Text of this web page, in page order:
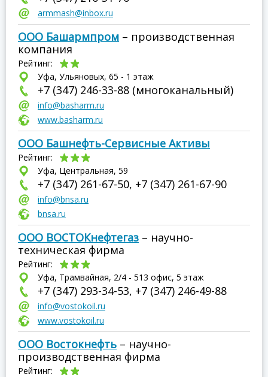
armmash@inbox.ru
ООО Башармпром – производственная
компания
Рейтинг:
Уфа, Ульяновых, 65 - 1 этаж
+7 (347) 246-33-88 (многоканальный)
info@basharm.ru
www.basharm.ru
ООО Башнефть-Сервисные Активы
Рейтинг:
Уфа, Центральная, 59
+7 (347) 261-67-50, +7 (347) 261-67-90
info@bnsa.ru
bnsa.ru
ООО ВОСТОКнефтегаз – научно-
техническая фирма
Рейтинг:
Уфа, Трамвайная, 2/4 - 513 офис, 5 этаж
+7 (347) 293-34-53, +7 (347) 246-49-88
info@vostokoil.ru
www.vostokoil.ru
ООО Востокнефть – научно-
производственная фирма
Рейтинг: